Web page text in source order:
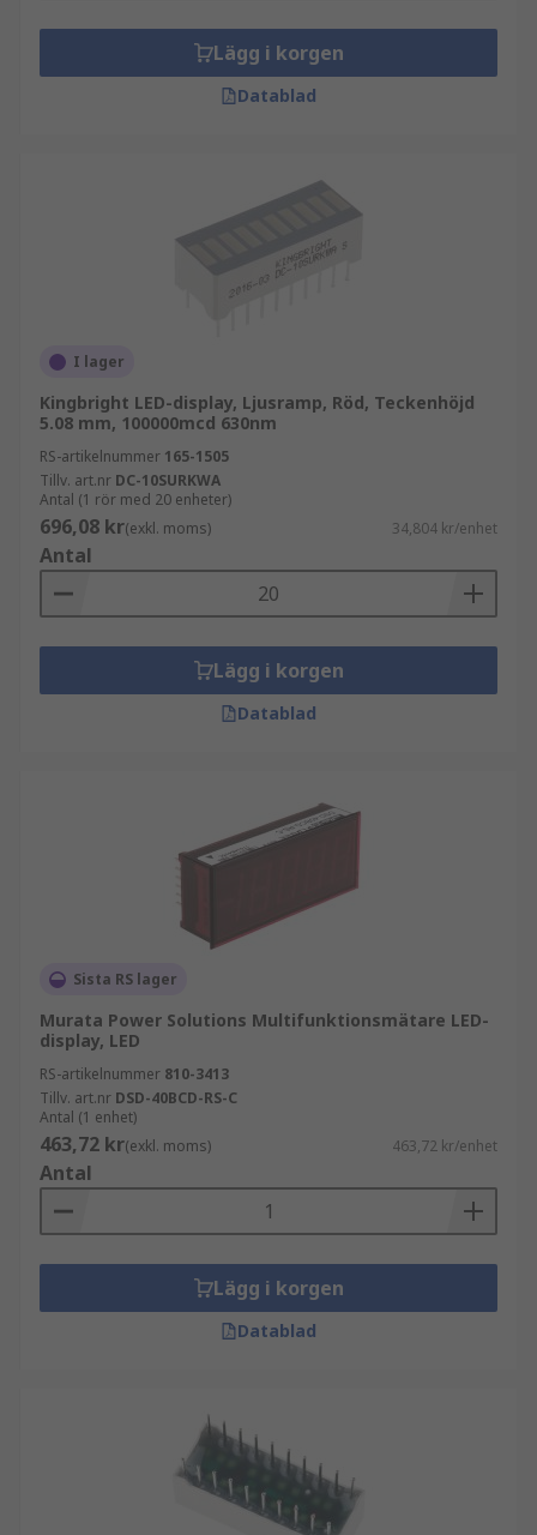
Lägg i korgen
Datablad
I lager
Kingbright LED-display, Ljusramp, Röd, Teckenhöjd
5.08 mm, 100000mcd 630nm
RS-artikelnummer 165-1505
Tillv. art.nr DC-10SURKWA
Antal (1 rör med 20 enheter)
696,08 kr(exkl. moms) 34,804 kr/enhet
Antal
Lägg i korgen
Datablad
Sista RS lager
Murata Power Solutions Multifunktionsmätare LED-
display, LED
RS-artikelnummer 810-3413
Tillv. art.nr DSD-40BCD-RS-C
Antal (1 enhet)
463,72 kr(exkl. moms) 463,72 kr/enhet
Antal
Lägg i korgen
Datablad